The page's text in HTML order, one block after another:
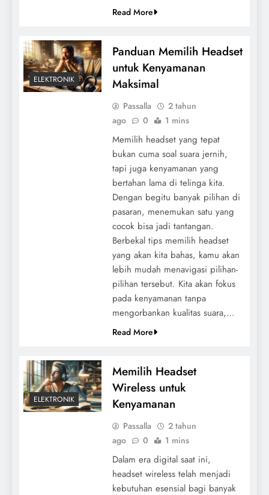
Read More
ELEKTRONIK
Panduan Memilih Headset
untuk Kenyamanan
Maksimal
Passalla
2 tahun
ago
0 1 mins
Memilih headset yang tepat
bukan cuma soal suara jernih,
tapi juga kenyamanan yang
bertahan lama di telinga kita.
Dengan begitu banyak pilihan di
pasaran, menemukan satu yang
cocok bisa jadi tantangan.
Berbekal tips memilih headset
yang akan kita bahas, kamu akan
lebih mudah menavigasi pilihan-
pilihan tersebut. Kita akan fokus
pada kenyamanan tanpa
mengorbankan kualitas suara,…
Read More
ELEKTRONIK
Memilih Headset
Wireless untuk
Kenyamanan
Passalla
2 tahun
ago
0 1 mins
Dalam era digital saat ini,
headset wireless telah menjadi
kebutuhan esensial bagi banyak